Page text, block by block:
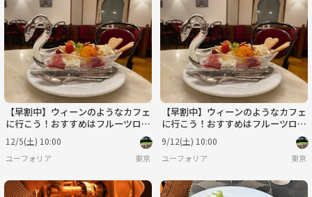
【早割中】ウィーンのようなカフェ
に行こう！おすすめはフルーツロー
ルケーキ😽😽
12/5(土) 10:00
ユーフォリア 東京
【早割中】ウィーンのようなカフェ
に行こう！おすすめはフルーツロー
ルケーキ😽😽
9/12(土) 10:00
ユーフォリア 東京